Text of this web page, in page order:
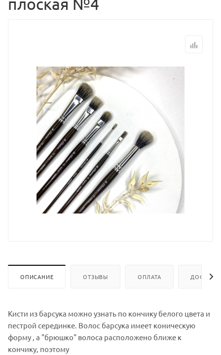
ОПИСАНИЕ ОТЗЫВЫ ОПЛАТА
Кисти из барсука можно узнать по кончику белого цвета и
пестрой серединке. Волос барсука имеет коническую
форму , а "брюшко" волоса расположено ближе к
кончику, поэтому